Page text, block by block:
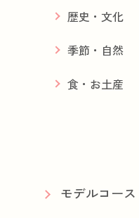
歴史・文化
季節・自然
食・お土産
モデルコース